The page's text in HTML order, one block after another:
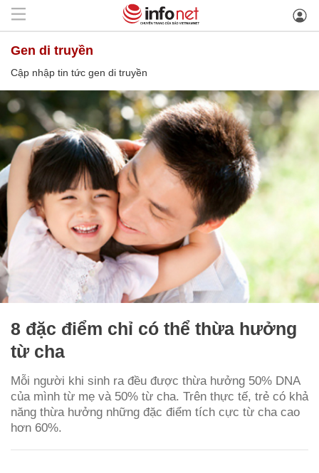
gen di truyền
Cập nhập tin tức gen di truyền
8 đặc điểm chỉ có thể thừa hưởng
từ cha
Mỗi người khi sinh ra đều được thừa hưởng 50% DNA
của mình từ mẹ và 50% từ cha. Trên thực tế, trẻ có khả
năng thừa hưởng những đặc điểm tích cực từ cha cao
hơn 60%.